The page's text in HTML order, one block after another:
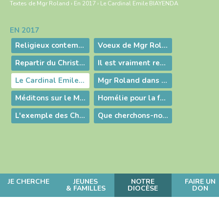
JE CHERCHE JEUNES
& FAMILLES
NOTRE
DIOCÈSE
FAIRE UN
DON
Textes de Mgr Roland › En 2017 › Le Cardinal Emile BIAYENDA
Navigation
EN 2017
Religieux contemplatifs : la gratuité absolue
Voeux de Mgr Roland
Repartir du Christ pour faire oeuvre de miséricorde : la halte spirituelle en vidéo
Il est vraiment ressuscité ! - Pâques 2017
Le Cardinal Emile BIAYENDA
Mgr Roland dans la Vie des Diocèses sur KTO
Méditons sur le Magnificat
Homélie pour la fête de St Vincent - 24 septembre 2017
L'exemple des Chrétiens d'Orient
Que cherchons-nous ? Le bien-être ou le salut ?